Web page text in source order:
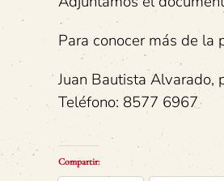
Para conocer más de la
Juan Bautista Alvarado,
Teléfono: 8577 6967
Compartir: